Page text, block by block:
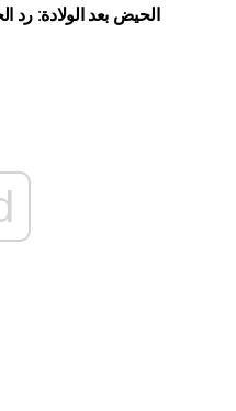
الحيض بعد الولادة: رد